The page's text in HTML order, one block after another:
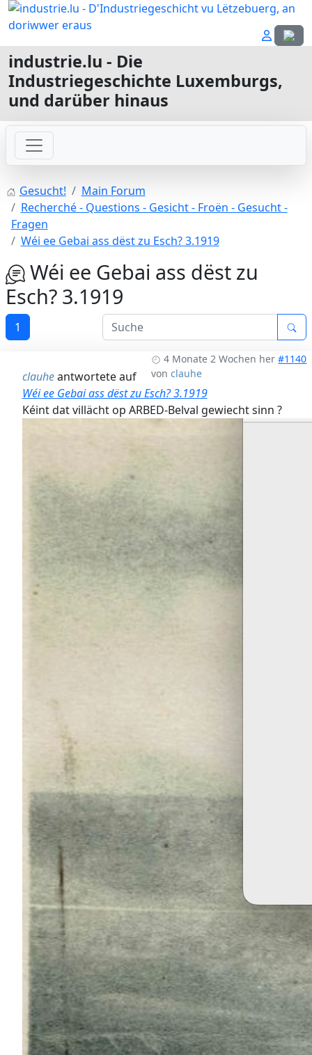
industrie.lu - Die
Industriegeschichte Luxemburgs,
und darüber hinaus
Gesucht!
Main Forum
Recherché - Questions - Gesicht - Froën - Gesucht -
Fragen
Wéi ee Gebai ass dëst zu Esch? 3.1919
Wéi ee Gebai ass dëst zu
Esch? 3.1919
1
4 Monate 2 Wochen her #1140
vonclauhe
clauheantwortete auf
Wéi ee Gebai ass dëst zu Esch? 3.1919
Kéint dat villächt op ARBED-Belval gewiecht sinn ?